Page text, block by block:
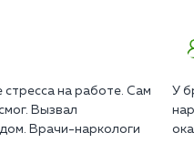
стресса на работе. Сам
Вызвал
Врачи-наркологи
У